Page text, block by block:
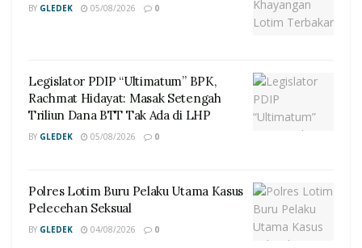
BY GLEDEK 05/08/2026 0
Legislator PDIP “Ultimatum” BPK,
Rachmat Hidayat: Masak Setengah
Triliun Dana BTT Tak Ada di LHP
BY GLEDEK 05/08/2026 0
Polres Lotim Buru Pelaku Utama Kasus
Pelecehan Seksual
BY GLEDEK 04/08/2026 0